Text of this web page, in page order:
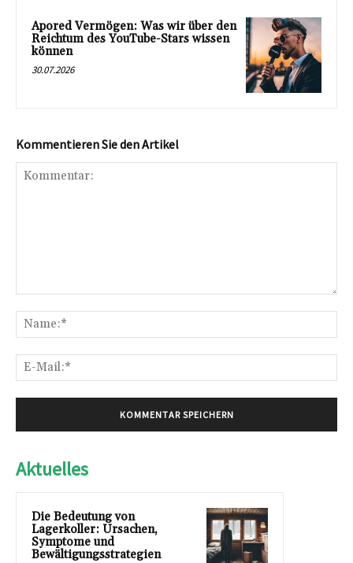
Apored Vermögen: Was wir über den
Reichtum des YouTube-Stars wissen
können
30.07.2026
Kommentieren Sie den Artikel
Aktuelles
Die Bedeutung von
Lagerkoller: Ursachen,
Symptome und
Bewältigungsstrategien